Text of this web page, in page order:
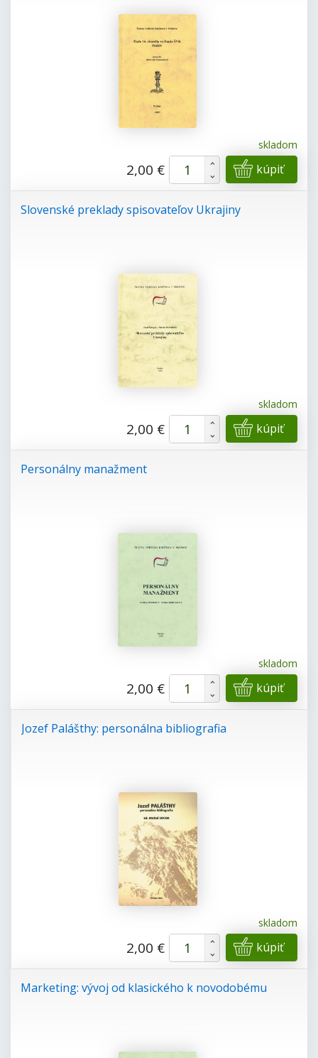
skladom
+
-
kúpiť
2,00 €
Slovenské preklady spisovateľov Ukrajiny
skladom
+
-
kúpiť
2,00 €
Personálny manažment
skladom
+
-
kúpiť
2,00 €
Jozef Palášthy: personálna bibliografia
skladom
+
-
kúpiť
2,00 €
Marketing: vývoj od klasického k novodobému